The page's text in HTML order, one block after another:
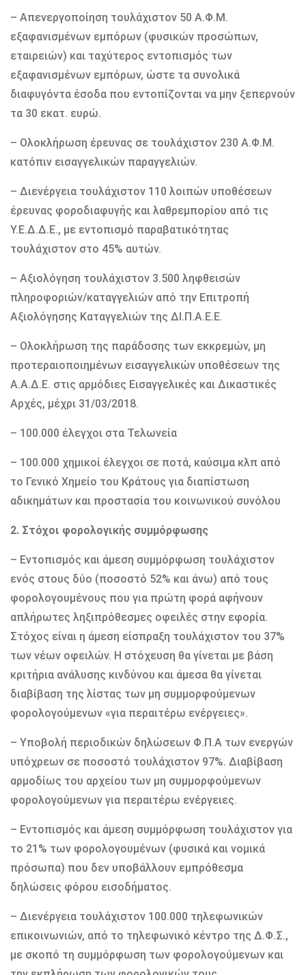
– Απενεργοποίηση τουλάχιστον 50 Α.Φ.Μ.
εξαφανισμένων εμπόρων (φυσικών προσώπων,
εταιρειών) και ταχύτερος εντοπισμός των
εξαφανισμένων εμπόρων, ώστε τα συνολικά
διαφυγόντα έσοδα που εντοπίζονται να μην ξεπερνούν
τα 30 εκατ. ευρώ.
– Ολοκλήρωση έρευνας σε τουλάχιστον 230 Α.Φ.Μ.
κατόπιν εισαγγελικών παραγγελιών.
– Διενέργεια τουλάχιστον 110 λοιπών υποθέσεων
έρευνας φοροδιαφυγής και λαθρεμπορίου από τις
Υ.Ε.Δ.Δ.Ε., με εντοπισμό παραβατικότητας
τουλάχιστον στο 45% αυτών.
– Αξιολόγηση τουλάχιστον 3.500 ληφθεισών
πληροφοριών/καταγγελιών από την Επιτροπή
Αξιολόγησης Καταγγελιών της ΔΙ.Π.Α.Ε.Ε.
– Ολοκλήρωση της παράδοσης των εκκρεμών, μη
προτεραιοποιημένων εισαγγελικών υποθέσεων της
Α.Α.Δ.Ε. στις αρμόδιες Εισαγγελικές και Δικαστικές
Αρχές, μέχρι 31/03/2018.
– 100.000 έλεγχοι στα Τελωνεία
– 100.000 χημικοί έλεγχοι σε ποτά, καύσιμα κλπ από
το Γενικό Χημείο του Κράτους για διαπίστωση
αδικημάτων και προστασία του κοινωνικού συνόλου
2. Στόχοι φορολογικής συμμόρφωσης
– Εντοπισμός και άμεση συμμόρφωση τουλάχιστον
ενός στους δύο (ποσοστό 52% και άνω) από τους
φορολογουμένους που για πρώτη φορά αφήνουν
απλήρωτες ληξιπρόθεσμες οφειλές στην εφορία.
Στόχος είναι η άμεση είσπραξη τουλάχιστον του 37%
των νέων οφειλών. Η στόχευση θα γίνεται με βάση
κριτήρια ανάλυσης κινδύνου και άμεσα θα γίνεται
διαβίβαση της λίστας των μη συμμορφούμενων
φορολογούμενων «για περαιτέρω ενέργειες».
– Υποβολή περιοδικών δηλώσεων Φ.Π.Α των ενεργών
υπόχρεων σε ποσοστό τουλάχιστον 97%. Διαβίβαση
αρμοδίως του αρχείου των μη συμμορφούμενων
φορολογούμενων για περαιτέρω ενέργειες.
– Εντοπισμός και άμεση συμμόρφωση τουλάχιστον για
το 21% των φορολογουμένων (φυσικά και νομικά
πρόσωπα) που δεν υποβάλλουν εμπρόθεσμα
δηλώσεις φόρου εισοδήματος.
– Διενέργεια τουλάχιστον 100.000 τηλεφωνικών
επικοινωνιών, από το τηλεφωνικό κέντρο της Δ.Φ.Σ.,
με σκοπό τη συμμόρφωση των φορολογούμενων και